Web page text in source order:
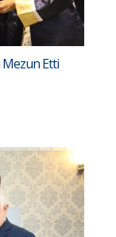
Mezun Etti